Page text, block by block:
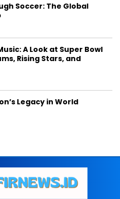
Soccer: The Global
A Look at Super Bowl
Rising Stars, and
Legacy in World